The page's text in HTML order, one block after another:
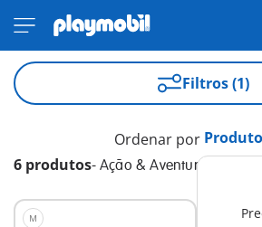
Filtros (1)
6 produtos- Ação & Aventura
Ordenar por
M